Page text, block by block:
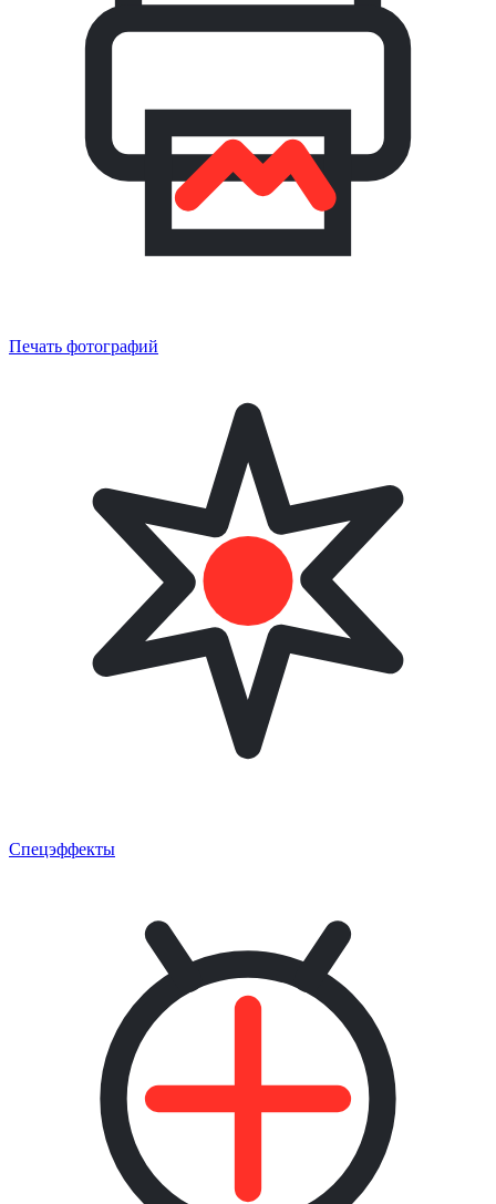
Печать фотографий
Спецэффекты